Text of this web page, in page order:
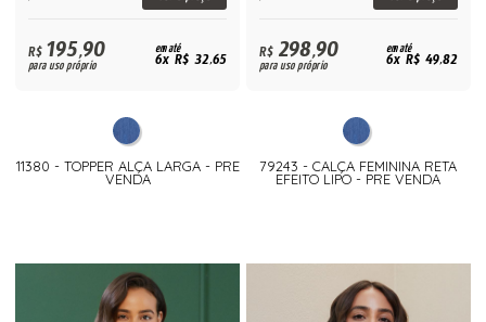
R$195,90
para uso próprio
em até
6x R$ 32,65
11380 - TOPPER ALÇA LARGA - PRE
VENDA
R$298,90
para uso próprio
em até
6x R$ 49,82
79243 - CALÇA FEMININA RETA
EFEITO LIPO - PRE VENDA